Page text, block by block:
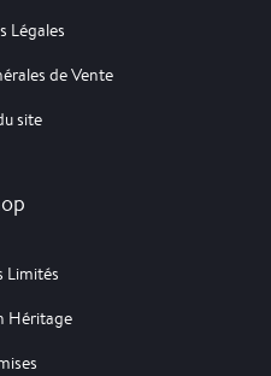
Légales
de Vente
site
Limités
Héritage